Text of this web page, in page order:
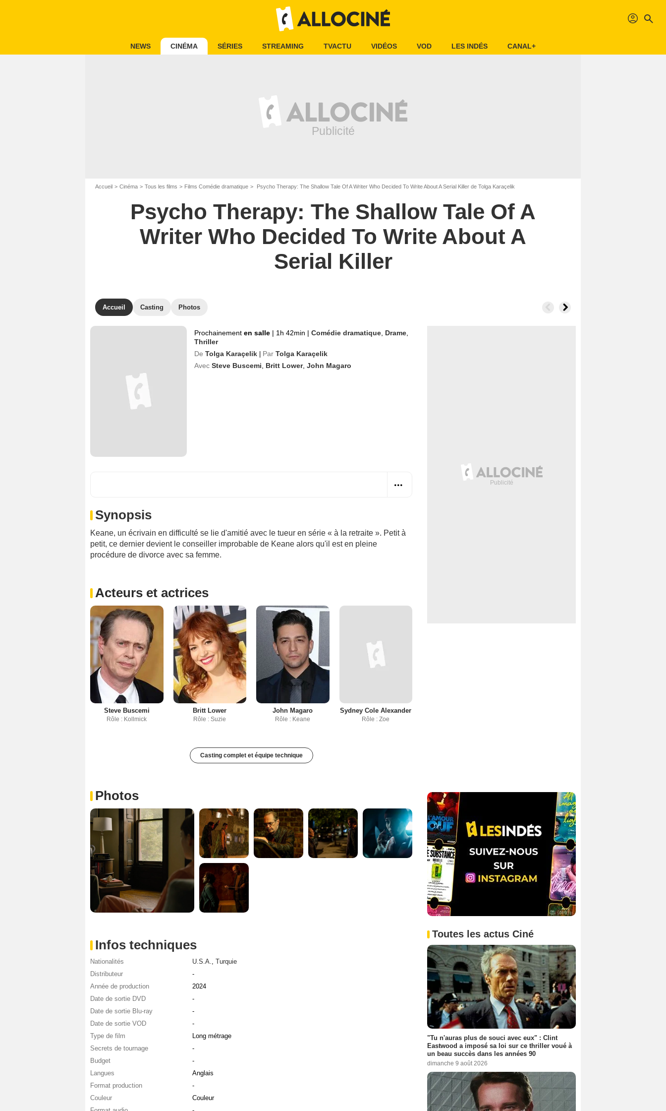
profil search
NEWS CINÉMA SÉRIES STREAMING TVACTU VIDÉOS VOD LES INDÉS CANAL+
Accueil Cinéma Tous les films Films Comédie dramatique Psycho Therapy: The Shallow Tale Of A Writer Who Decided To Write About A Serial Killer de Tolga Karaçelik
Psycho Therapy: The Shallow Tale Of A
Writer Who Decided To Write About A
Serial Killer
Accueil Casting Photos
Prochainement en salle | 1h 42min | Comédie dramatique Drame
Thriller
De Tolga Karaçelik Par Tolga Karaçelik
Avec Steve Buscemi Britt Lower, John Magaro
Synopsis
Keane, un écrivain en difficulté se lie d'amitié avec le tueur en série « à la retraite ». Petit à
petit, ce dernier devient le conseiller improbable de Keane alors qu'il est en pleine
procédure de divorce avec sa femme.
Acteurs et actrices
Steve Buscemi
Rôle : Kollmick
Britt Lower
Rôle : Suzie
John Magaro
Rôle : Keane
Sydney Cole Alexander
Rôle : Zoe
Casting complet et équipe technique
Photos
Infos techniques
Nationalités U.S.A., Turquie
Distributeur
-
Année de production
2024
Date de sortie DVD
-
Date de sortie Blu-ray
-
Date de sortie VOD
-
Type de film
Long métrage
Secrets de tournage
-
Budget
-
Langues
Anglais
Format production
-
Couleur
Couleur
Toutes les actus Ciné
"Tu n'auras plus de souci avec eux" : Clint
Eastwood a imposé sa loi sur ce thriller voué à
un beau succès dans les années 90
dimanche 9 août 2026